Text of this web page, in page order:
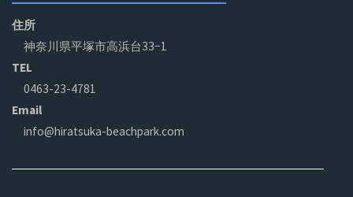
住所
神奈川県平塚市高浜台33−1
TEL
0463-23-4781
Email
info@hiratsuka-beachpark.com